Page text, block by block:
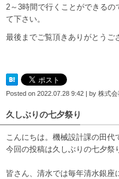
2～3時間で行くことができる
て下さい。
最後までご覧頂きありがとうご
Posted on 2022.07.28 9:42 by 株式会
久しぶりの七夕祭り
こんにちは。機械設計課の田代
今回の投稿は久しぶりの七夕祭
皆さん、清水では毎年清水銀座